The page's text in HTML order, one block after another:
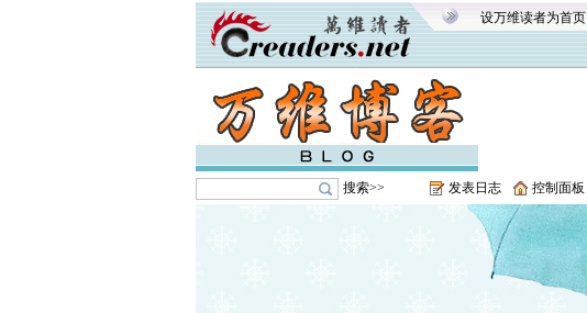
设万维读者为首页
搜索>> 发表日志 控制面板